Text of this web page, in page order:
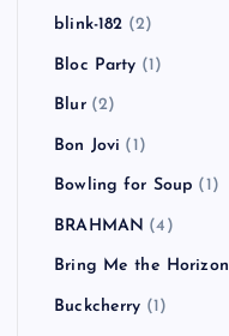
blink-182 (2)
Bloc Party (1)
Blur(2)
Bon Jovi (1)
Bowling for Soup (1)
BRAHMAN (4)
Bring Me the Horizon
Buckcherry (1)